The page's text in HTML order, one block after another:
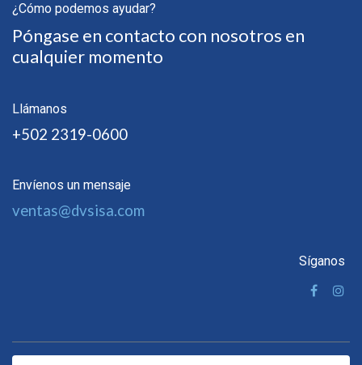
¿Cómo podemos ayudar?
Póngase en contacto con nosotros en
cualquier momento
Llámanos
+502 2319-0600
Envíenos un mensaje
ventas@dvsisa.com
Síganos